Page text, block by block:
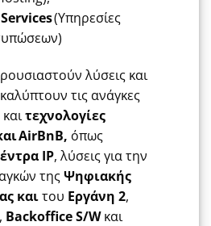
Services(Υπηρεσίες
λύσεις και
τις ανάγκες
καιτεχνολογίες
AirBnB, όπως
IP, λύσεις για την
τηςΨηφιακής
καιτου Εργάνη 2,
, Backoffice S/Wκαι